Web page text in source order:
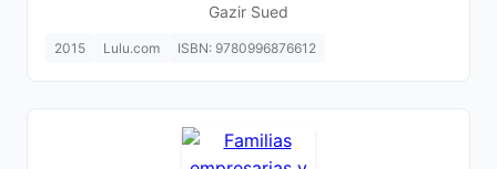
Gazir Sued
2015 Lulu.com ISBN: 9780996876612